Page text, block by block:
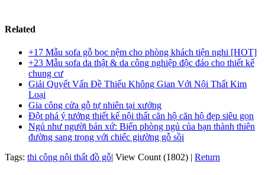
Related
+17 Mẫu sofa gỗ bọc nệm cho phòng khách tiện nghi [HOT]
+23 Mẫu sofa da thật & da công nghiệp độc đáo cho thiết kế
chung cư
Giải Quyết Vấn Đề Thiếu Không Gian Với Nội Thất Kim
Loại
Gia công cửa gỗ tự nhiên tại xưởng
Đột phá ý tưởng thiết kế nội thất căn hộ căn hộ đẹp siêu gọn
Ngủ như người bản xứ: Biến phòng ngủ của bạn thành thiên
đường sang trọng với chiếc giường gỗ sồi
Tags: thi công nội thất đồ gỗ View Count (1802) Return